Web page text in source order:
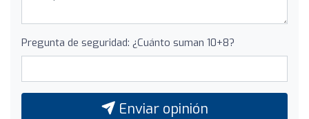
Pregunta de seguridad: ¿Cuánto suman 10+8?
Enviar opinión